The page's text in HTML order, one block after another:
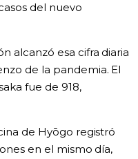
del nuevo
alcanzó esa cifra diaria
de la pandemia. El
fue de 918,
de Hyōgo registró
en el mismo día,